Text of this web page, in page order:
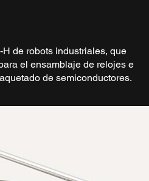
de robots industriales, que
el ensamblaje de relojes e
de semiconductores.